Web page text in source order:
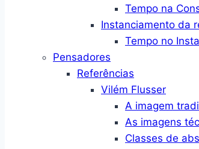
Tempo na
Instanciamento da
Tempo no
Pensadores
Referências
Vilém Flusser
A imagem
As imagens
Classes de